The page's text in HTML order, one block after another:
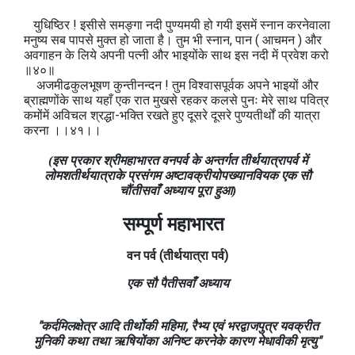
युधिष्ठिर ! इसीसे समङ्गा नदी पुण्यमयी हो गयी इसमें स्नान करनेवाला
मनुष्य सब पापसे मुक्त हो जाता है। तुम भी स्नान, पान ( आचमन ) और
अवगाहन के लिये अपनी पत्नी और भाइयोंके साथ इस नदी में प्रवेश करो
॥४०॥
अजमीढकुलभूषण कुन्तीनन्दन ! तुम विश्वासपूर्वक अपने भाइयों और
ब्राह्मणोंके साथ यहाँ एक रात मुखसे रहकर कलसे पुनः मेरे साथ पवित्र
कमोंमें अविचल श्रद्धा-भक्ति रखते हुए दूसरे दूसरे पुण्यतीर्थों की यात्रा
करना ।।४१।।
(इस प्रकार श्रीमहाभारत वनपर्व के अन्तर्गत तीर्थयात्रापर्व में
लोमशतीर्थयात्राके प्रसंगम अष्टावक्रीयोपख्यानवियक एक सौ
चौंतीसवाँ अध्याय पूरा हुआ)
सम्पूर्ण महाभारत
वनपर्व(तीर्थयात्रा पर्व)
एक सौ पैतीसवाँ अध्याय
"कर्दमिलक्षेत्र आदि तीर्थोकी महिमा, रैभ्य एवं भरद्वाजपुत्र यवक्रीत
मुनिकी कथा तथा ऋषियोंका अनिष्ट करनेके कारण मेधावीकी मृत्यु"